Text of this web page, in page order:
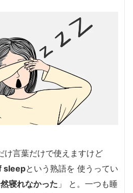
け言葉だけで使えますけど
sleepという熟語を 使うってい
寝れなかった 」 と。一つも睡